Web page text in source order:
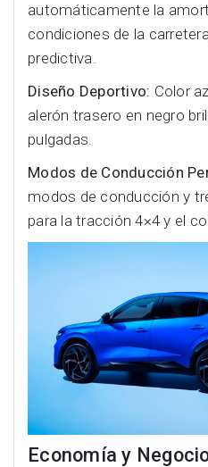
automáticamente la
condiciones de la
predictiva.
Diseño Deportivo: Color
alerón trasero en negro
pulgadas.
Modos de Conducción
modos de conducción y
para la tracción 4×4 y el
Economía y